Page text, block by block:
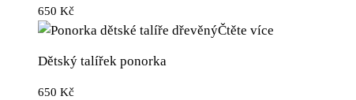
650 Kč
Čtěte více
Dětský talířek ponorka
650 Kč